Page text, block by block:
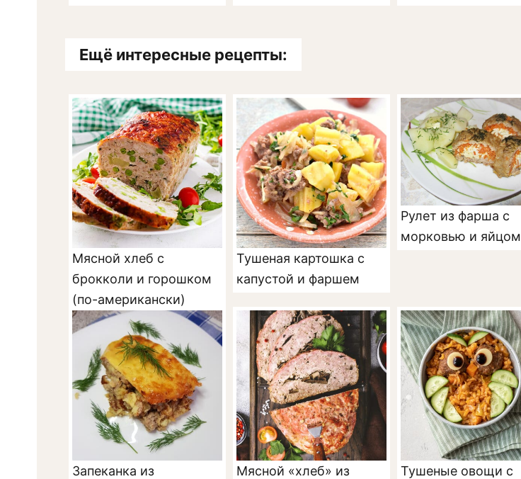
Ещё интересные рецепты:
Мясной хлеб с
брокколи и горошком
(по-американски)
Тушеная картошка с
капустой и фаршем
Рулет из фарша с
морковью и яйцом
Запеканка из Мясной «хлеб» из Тушеные овощи с